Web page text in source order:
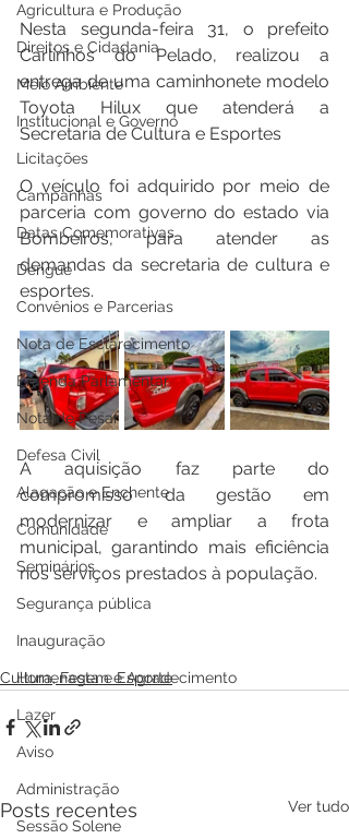
Agricultura e Produção
Direitos e Cidadania
Meio Ambiente
Institucional e Governo
Licitações
Campanhas
Datas Comemorativas
Dengue
Convênios e Parcerias
Nota de Esclarecimento
Emenda Parlamentar
Nota de Pesar
Defesa Civil
Alagação e Enchente
Comunidade
Seminários
Segurança pública
Inauguração
Homenagem e Agradecimento
Lazer
Aviso
Administração
Sessão Solene
Nesta segunda-feira 31, o prefeito
Carlinhos do Pelado, realizou a
entrega de uma caminhonete modelo
Toyota Hilux que atenderá a
Secretaria de Cultura e Esportes
O veículo foi adquirido por meio de
parceria com governo do estado via
Bombeiros, para atender as
demandas da secretaria de cultura e
esportes.
A aquisição faz parte do
compromisso da gestão em
modernizar e ampliar a frota
municipal, garantindo mais eficiência
nos serviços prestados à população.
Cultura, Festa e Esporte
Posts recentes Ver tudo